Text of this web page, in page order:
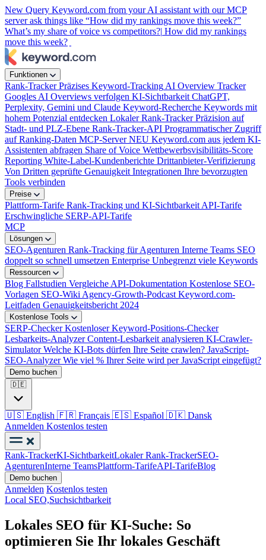
New Query Keyword.com from your AI assistant with our MCP
server ask things like “How did my rankings move this week?”
What’s my share of voice vs competitors?| How did my rankings
move this week?
Funktionen
Rank-TrackerPräzises Keyword-Tracking AI Overview Tracker
Googles AI Overviews verfolgen KI-Sichtbarkeit ChatGPT,
Perplexity, Gemini und Claude Keyword-Recherche Keywords mit
hohem Potenzial entdecken Lokaler Rank-TrackerPräzision auf
Stadt- und PLZ-Ebene Rank-Tracker-API Programmatischer Zugriff
auf Ranking-Daten MCP-ServerNEU Keyword.com aus jedem KI-
Assistenten abfragen Share of Voice Wettbewerbsvisibilitäts-Score
Reporting White-Label-Kundenberichte Drittanbieter-Verifizierung
Von Dritten geprüfte Genauigkeit Integrationen Ihre bevorzugten
Tools verbinden
Preise
Plattform-Tarife Rank-Tracking und KI-Sichtbarkeit API-Tarife
Erschwingliche SERP-API-Tarife
MCP
Lösungen
SEO-Agenturen Rank-Tracking für Agenturen Interne Teams SEO
doppelt so schnell umsetzen Enterprise Unbegrenzt viele Keywords
Ressourcen
Blog Fallstudien Vergleiche API-Dokumentation Kostenlose SEO-
Vorlagen SEO-Wiki Agency-Growth-Podcast Keyword.com-
Leitfaden Genauigkeitsbericht 2024
Kostenlose Tools
SERP-CheckerKostenloser Keyword-Positions-Checker
Lesbarkeits-AnalyzerContent-Lesbarkeit analysieren KI-Crawler-
SimulatorWelche KI-Bots dürfen Ihre Seite crawlen? JavaScript-
SEO-AnalyzerWie viel % Ihrer Seite wird per JavaScript eingefügt?
Demo buchen
🇩🇪
🇺🇸 English 🇫🇷 Français 🇪🇸 Español 🇩🇰 Dansk
Anmelden Kostenlos testen
Rank-TrackerKI-SichtbarkeitLokaler Rank-TrackerSEO-
AgenturenInterne TeamsPlattform-TarifeAPI-TarifeBlog
Demo buchen
Anmelden Kostenlos testen
Local SEO,Suchsichtbarkeit
Lokales SEO für KI-Suche: So
optimieren Sie Ihr lokales Geschäft